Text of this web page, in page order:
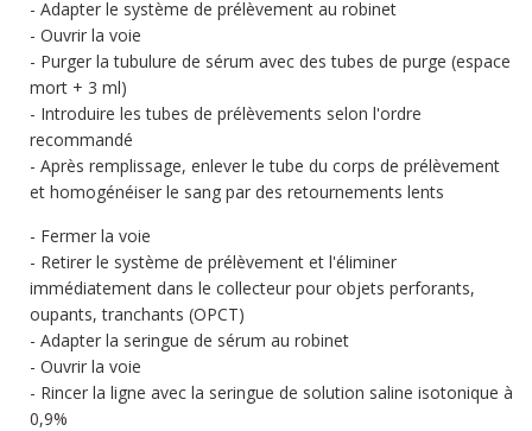
Adapter le système de prélèvement au robinet
Ouvrir la voie
Purger la tubulure de sérum avec des tubes de purge (espace
mort + 3 ml)
Introduire les tubes de prélèvements selon l'ordre
recommandé
Après remplissage, enlever le tube du corps de prélèvement
et homogénéiser le sang par des retournements lents
Fermer la voie
Retirer le système de prélèvement et l'éliminer
immédiatement dans le collecteur pour objets perforants,
oupants, tranchants (OPCT)
Adapter la seringue de sérum au robinet
Ouvrir la voie
Rincer la ligne avec la seringue de solution saline isotonique à
0,9%